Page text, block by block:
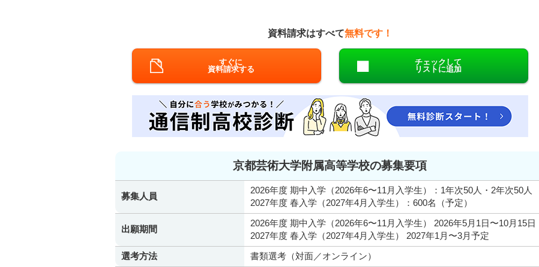
資料請求はすべて無料です！
すぐに
資料請求する
チェックして
リストに追加
京都芸術大学附属高等学校の募集要項
募集人員
2026年度 期中入学（2026年6〜11月入学生）：1年次50人・2年次50人
2027年度 春入学（2027年4月入学生）：600名（予定）
出願期間
2026年度 期中入学（2026年6〜11月入学生） 2026年5月1日〜10月15日
2027年度 春入学（2027年4月入学生） 2027年1月〜3月予定
選考方法
書類選考（対面／オンライン）